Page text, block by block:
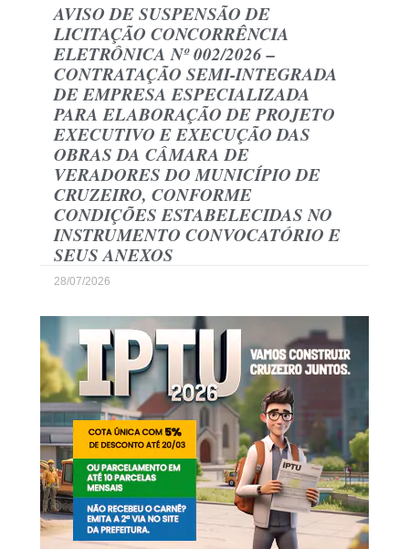
AVISO DE SUSPENSÃO DE
LICITAÇÃO CONCORRÊNCIA
ELETRÔNICA Nº 002/2026 –
CONTRATAÇÃO SEMI-INTEGRADA
DE EMPRESA ESPECIALIZADA
PARA ELABORAÇÃO DE PROJETO
EXECUTIVO E EXECUÇÃO DAS
OBRAS DA CÂMARA DE
VERADORES DO MUNICÍPIO DE
CRUZEIRO, CONFORME
CONDIÇÕES ESTABELECIDAS NO
INSTRUMENTO CONVOCATÓRIO E
SEUS ANEXOS
28/07/2026